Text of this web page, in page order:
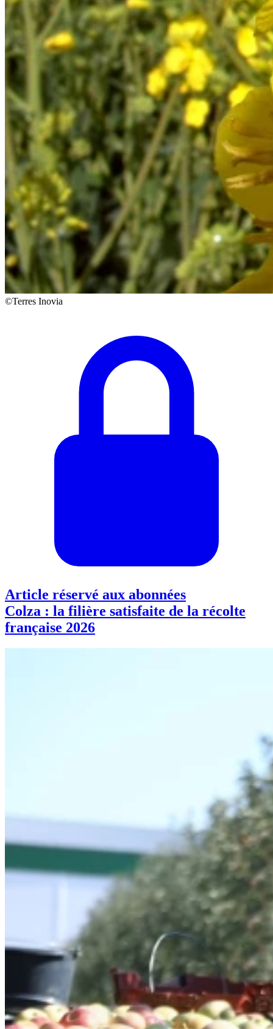
©Terres Inovia
Article réservé aux abonnées
Colza : la filière satisfaite de la récolte
française 2026